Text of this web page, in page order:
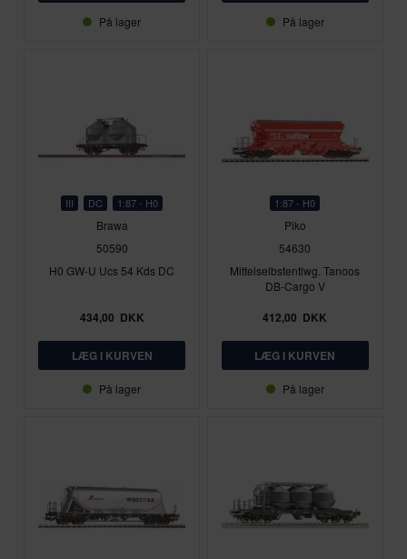
På lager På lager
III DC 1:87 - H0
Brawa
50590
H0 GW-U Ucs 54 Kds DC
434,00 DKK
På lager
1:87 - H0
Piko
54630
Mittelselbstentlwg. Tanoos
DB-Cargo V
412,00 DKK
På lager